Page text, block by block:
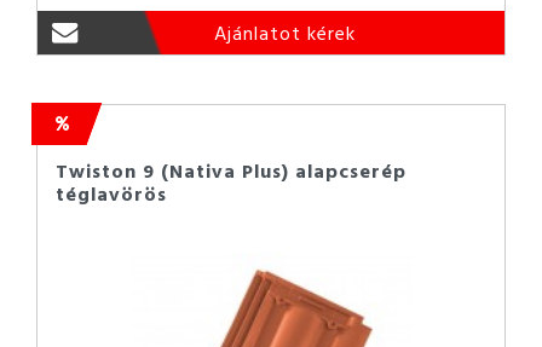
Ajánlatot kérek
Twiston 9 (Nativa Plus) alapcserép
téglavörös